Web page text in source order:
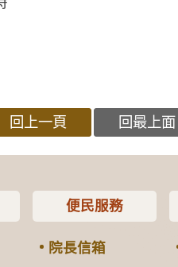
回上一頁 回最上面
便民服務
院長信箱